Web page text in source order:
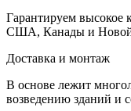
Гарантируем высокое
США, Канады и Новой
Доставка и монтаж
В основе лежит
возведению зданий и